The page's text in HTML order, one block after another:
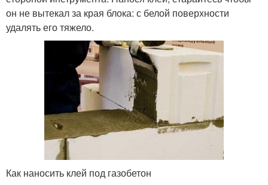
он не вытекал за края блока: с белой поверхности
удалять его тяжело.
Как наносить клей под газобетон